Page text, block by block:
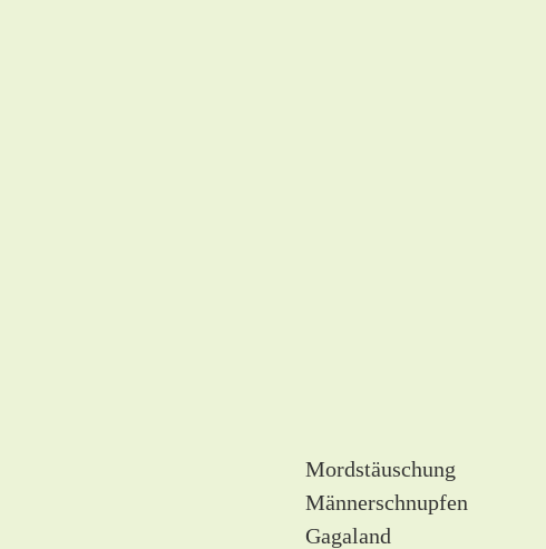
Mordstäuschung
Männerschnupfen
Gagaland